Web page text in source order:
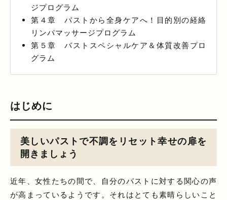
ジプログラム
第４章 バストから全身ケアへ！目的別の経絡
リンパマッサージプログラム
第５章 バストスペシャルケア＆体質改善プロ
グラム
はじめに
美しいパストで不調をリセット幸せの扉を
開きましょう
近年、女性たちの間で、自分のバストに対する関心の声
が高まっているようです。それはとても素晴らしいこと